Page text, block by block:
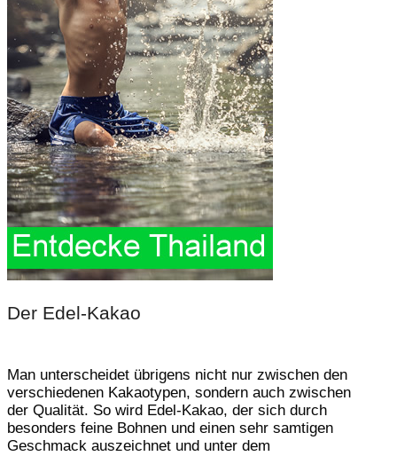
Der Edel-Kakao
Man unterscheidet übrigens nicht nur zwischen den
verschiedenen Kakaotypen, sondern auch zwischen
der Qualität. So wird Edel-Kakao, der sich durch
besonders feine Bohnen und einen sehr samtigen
Geschmack auszeichnet und unter dem